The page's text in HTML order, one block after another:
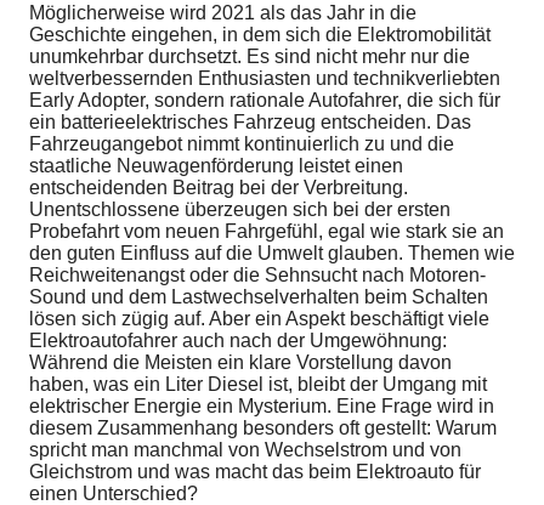
Möglicherweise wird 2021 als das Jahr in die
Geschichte eingehen, in dem sich die Elektromobilität
unumkehrbar durchsetzt. Es sind nicht mehr nur die
weltverbessernden Enthusiasten und technikverliebten
Early Adopter, sondern rationale Autofahrer, die sich für
ein batterieelektrisches Fahrzeug entscheiden. Das
Fahrzeugangebot nimmt kontinuierlich zu und die
staatliche Neuwagenförderung leistet einen
entscheidenden Beitrag bei der Verbreitung.
Unentschlossene überzeugen sich bei der ersten
Probefahrt vom neuen Fahrgefühl, egal wie stark sie an
den guten Einfluss auf die Umwelt glauben. Themen wie
Reichweitenangst oder die Sehnsucht nach Motoren-
Sound und dem Lastwechselverhalten beim Schalten
lösen sich zügig auf. Aber ein Aspekt beschäftigt viele
Elektroautofahrer auch nach der Umgewöhnung:
Während die Meisten ein klare Vorstellung davon
haben, was ein Liter Diesel ist, bleibt der Umgang mit
elektrischer Energie ein Mysterium. Eine Frage wird in
diesem Zusammenhang besonders oft gestellt: Warum
spricht man manchmal von Wechselstrom und von
Gleichstrom und was macht das beim Elektroauto für
einen Unterschied?